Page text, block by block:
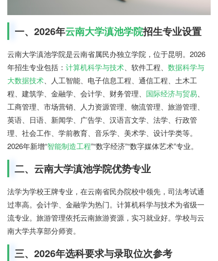
一、2026年云南大学滇池学院招生专业设置
云南大学滇池学院是云南省属民办独立学院，位于昆明。2026
年招生专业包括： 计算机科学与技术、软件工程、 数据科学与
大数据技术、人工智能、电子信息工程、通信工程、土木工
程、建筑学、金融学、会计学、财务管理、 国际经济与贸易、
工商管理、市场营销、人力资源管理、物流管理、旅游管理、
英语、日语、新闻学、广告学、汉语言文学、法学、行政管
理、社会工作、学前教育、音乐学、美术学、设计学类等。
2026年新增“智能制造工程”“数字经济”“数字媒体艺术”专业。
二、云南大学滇池学院优势专业
法学为学校王牌专业，在云南省民办院校中领先，司法考试通
过率高。会计学、金融学为热门。计算机科学与技术为省级一
流专业。旅游管理依托云南旅游资源，实习就业好。学校与云
南大学共享部分师资。
三、2026年选科要求与录取位次参考